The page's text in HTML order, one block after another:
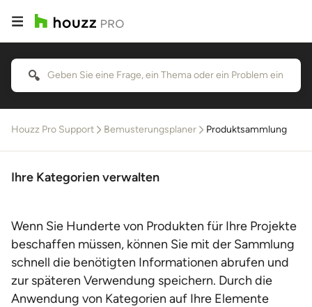
Houzz Pro Support Bemusterungsplaner Produktsammlung
Ihre Kategorien verwalten
Wenn Sie Hunderte von Produkten für Ihre Projekte
beschaffen müssen, können Sie mit der Sammlung
schnell die benötigten Informationen abrufen und
zur späteren Verwendung speichern. Durch die
Anwendung von Kategorien auf Ihre Elemente